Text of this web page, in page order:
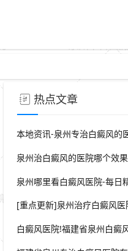
医院治白癜风皮肤健康医院 鲤
热点文章